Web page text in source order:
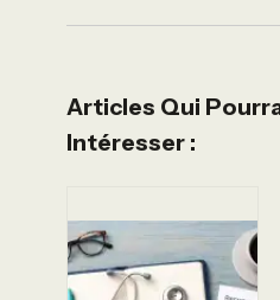
Articles Qui
Intéresser :